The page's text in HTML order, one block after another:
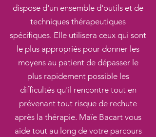
dispose d'un ensemble d'outils et de
techniques thérapeutiques
spécifiques. Elle utilisera ceux qui sont
le plus appropriés pour donner les
moyens au patient de dépasser le
plus rapidement possible les
difficultés qu'il rencontre tout en
prévenant tout risque de rechute
après la thérapie. Maïe Bacart vous
aide tout au long de votre parcours